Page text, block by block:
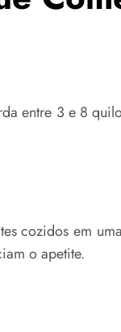
entre 3 e 8
cozidos em
o apetite.